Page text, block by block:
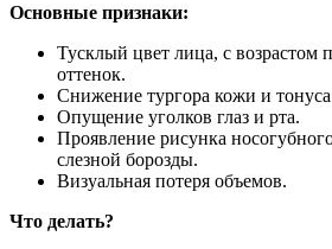
Основные признаки:
Тусклый цвет лица, с возрастом
оттенок.
Снижение тургора кожи и
Опущение уголков глаз и рта.
Проявление рисунка
слезной борозды.
Визуальная потеря объемов.
Что делать?